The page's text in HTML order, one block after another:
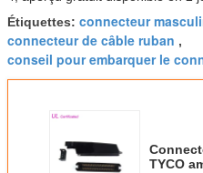
Étiquettes: connecteur
connecteur de câble ruban ,
conseil pour embarquer le
TYCO